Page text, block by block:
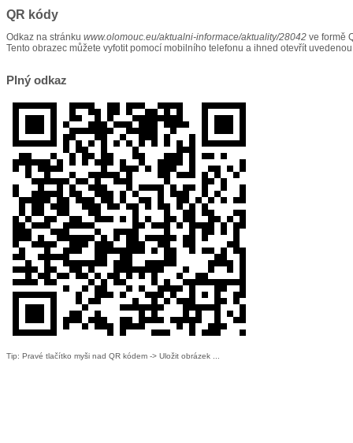
QR kódy
Odkaz na stránku www.olomouc.eu/aktualni-informace/aktuality/28042 ve formě
Tento obrazec můžete vyfotit pomocí mobilního telefonu a ihned otevřít
Plný odkaz
Tip: Pravé tlačítko myši nad QR kódem -> Uložit obrázek ...